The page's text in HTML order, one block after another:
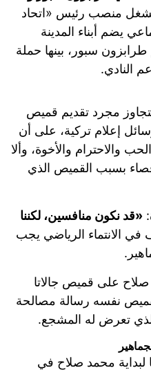
يشغل منصب رئيس «اتحاد
يضم أبناء المدينة
سبور، بينها حملة
مجرد تقديم قميص
إعلام تركية، على أن
والاحترام والأخوة، وألا
بسبب القميص الذي
«قد نكون منافسين، لكننا
في الانتماء الرياضي يجب
على قميص جالاتا
نفسه رسالة مصالحة
تعرض له المشجع.
لبداية محمد صلاح في